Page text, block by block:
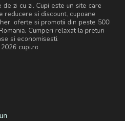
zi cu zi. Cupi este un site care
reducere si discount, cupoane
oferte si promotii din peste 500
Cumperi relaxat la preturi
si economisesti.
cupi.ro